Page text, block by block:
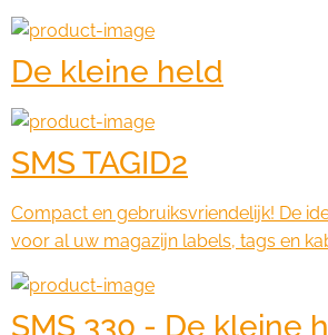
De kleine held
SMS TAGID2
Compact en gebruiksvriendelijk! De
voor al uw magazijn labels, tags en
SMS 330 - De kleine